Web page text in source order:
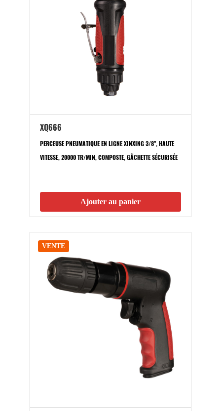
XQ666
PERCEUSE PNEUMATIQUE EN LIGNE XINXING 3/8", HAUTE
VITESSE, 20000 TR/MIN, COMPOSTE, GÂCHETTE SÉCURISÉE
Ajouter au panier
VENTE